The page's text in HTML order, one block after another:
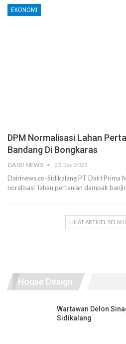
EKONOMI
DPM Normalisasi Lahan
Bandang Di Bongkaras
DAIRI NEWS 23 Dec 2023
Dairinews.co-Sidikalang PT Dairi Prima
noralisasi lahan pertanian dampak
LIHAT ARTIKEL
House Design
Wartawan Delon
Sidikalang